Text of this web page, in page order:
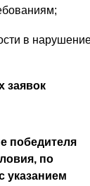
в
заявок
победителя
по
указанием